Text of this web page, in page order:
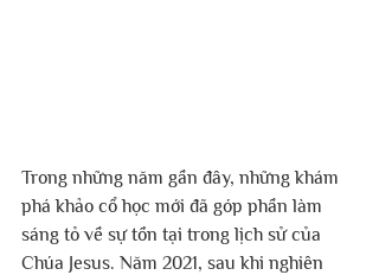
Trong những năm gần đây, những khám
phá khảo cổ học mới đã góp phần làm
sáng tỏ về sự tồn tại trong lịch sử của
Chúa Jesus. Năm 2021, sau khi nghiên